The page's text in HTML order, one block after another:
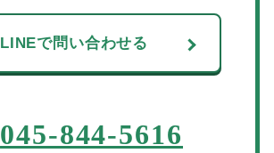
LINEで問い合わせる
045-844-5616